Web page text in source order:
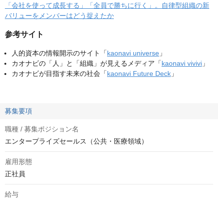
「会社を使って成長する」「全員で勝ちに行く」。自律型組織の新
バリューをメンバーはどう捉えたか
参考サイト
人的資本の情報開示のサイト「kaonavi universe 」
カオナビの「人」と「組織」が見えるメディア「kaonavi vivivi 」
カオナビが目指す未来の社会「kaonavi Future Deck 」
募集要項
職種 / 募集ポジション名
エンタープライズセールス（公共・医療領域）
雇用形態
正社員
給与